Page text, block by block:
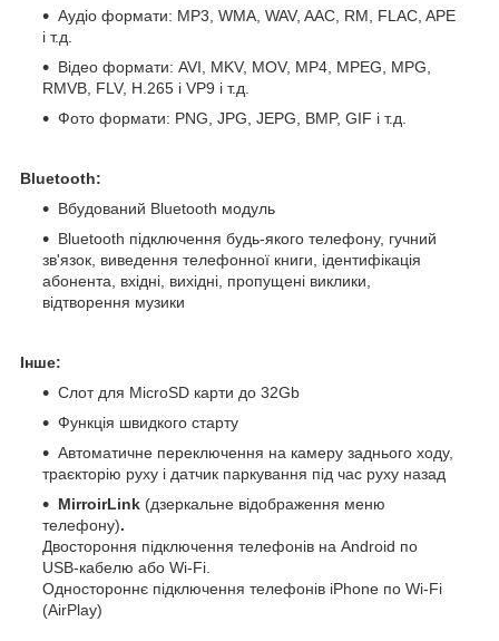
Аудіо формати: MP3, WMA, WAV, AAC, RM, FLAC, APE
і т.д.
Відео формати: AVI, MKV, MOV, MP4, MPEG, MPG,
RMVB, FLV, H.265 і VP9 і т.д.
Фото формати: PNG, JPG, JEPG, BMP, GIF і т.д.
Bluetooth:
Вбудований Bluetooth модуль
Bluetooth підключення будь-якого телефону, гучний
зв'язок, виведення телефонної книги, ідентифікація
абонента, вхідні, вихідні, пропущені виклики,
відтворення музики
Інше:
Слот для MicroSD карти до 32Gb
Функція швидкого старту
Автоматичне переключення на камеру заднього ходу,
траєкторію руху і датчик паркування під час руху назад
MirroirLink (дзеркальне відображення меню
телефону).
Двостороння підключення телефонів на Android по
USB-кабелю або Wi-Fi.
Одностороннє підключення телефонів iPhone по Wi-Fi
(AirPlay)